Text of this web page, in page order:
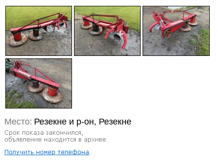
Место: Резекне и р-он, Резекне